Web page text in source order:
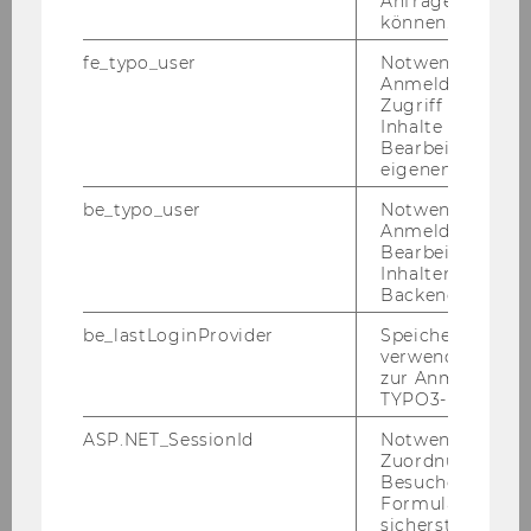
von So­cial En­tre­pre­neur­ship Vor­bil­der, Eco-​
Anxiety und öko­lo­gi­scher Ver­hal­tens­wei­sen zu
un­ter­su­chen. Dabei sol­len theo­re­ti­sche Me­cha­
nis­men be­schrie­ben wer­den sowie Hand­lungs­
mög­lich­kei­ten skiz­ziert wer­den um Eco-​
Anxiety zu ver­min­dern be­zie­hungs­wei­se Ver­
hal­tens­wei­sen zur Kli­ma­wan­del­be­wäl­ti­gung zu
för­dern.
Kon­takt
können.
fe_typo_user
Notwendig für
Anmeldung und
Zugriff auf
Inhalte oder zur
Bearbeitung des
eigenen Profils.
be_typo_user
Notwendig für
Anmeldung und
Bearbeitung von
Inhalten im
Backend.
be_lastLoginProvider
Speichert die
verwendete
zur Anmeldung
TYPO3-Backend.
ASP.NET_SessionId
Notwendig, um
Zuordnung von
Besucher zu
sicherstellen zu